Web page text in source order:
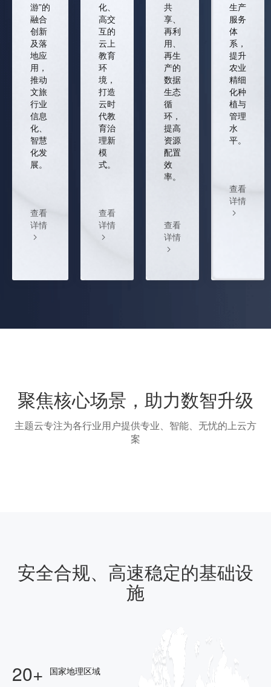
游”的
融合
创新
及落
地应
用，
推动
文旅
行业
信息
化、
智慧
化发
展。
查看
详情
化、
高交
互的
云上
教育
环
境，
打造
云时
代教
育治
理新
模
式。
查看
详情
共
享、
再利
用、
再生
产的
数据
生态
循
环，
提高
资源
配置
效
率。
查看
详情
生产
服务
体
系，
提升
农业
精细
化种
植与
管理
水
平。
查看
详情
聚焦核心场景，助力数智升级
主题云专注为各行业用户提供专业、智能、无忧的上云方
案
安全合规、高速稳定的基础设
施
20+ 国家地理区域